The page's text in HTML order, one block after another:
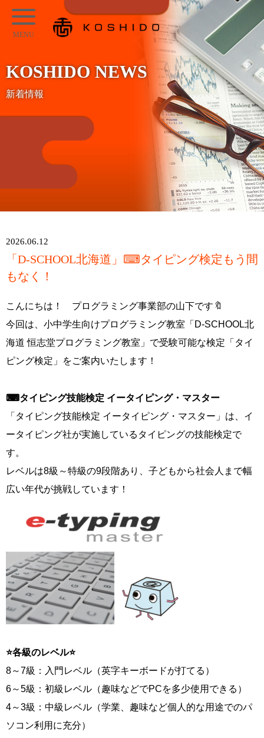
コ
ン
テ
ン
キ
ッ
KOSHIDO
メ
ュ
ー
KOSHIDO NEWS
新着情報
2026.06.12
「D-SCHOOL北海道」⌨タイピング検定もう間
もなく！
こんにちは！ プログラミング事業部の山下です🔖
今回は、小中学生向けプログラミング教室「D-SCHOOL北
海道 恒志堂プログラミング教室」で受験可能な検定「タイ
ピング検定」をご案内いたします！
⌨タイピング技能検定 イータイピング・マスター
「タイピング技能検定 イータイピング・マスター」は、イ
ータイピング社が実施しているタイピングの技能検定で
す。
レベルは8級～特級の9段階あり、子どもから社会人まで幅
広い年代が挑戦しています！
⭐各級のレベル⭐
8～7級：入門レベル（英字キーボードが打てる）
6～5級：初級レベル（趣味などでPCを多少使用できる）
4～3級：中級レベル（学業、趣味など個人的な用途でのパ
ソコン利用に充分）